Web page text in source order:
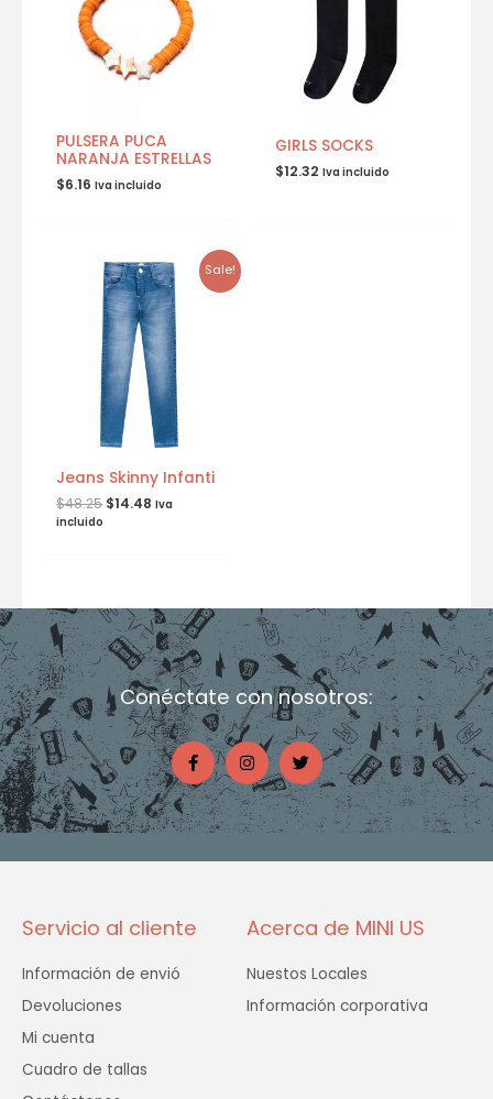
PULSERA PUCA
NARANJA ESTRELLAS
$6.16 Iva incluido
GIRLS SOCKS
$12.32 Iva incluido
Sale!
Jeans Skinny Infanti
$48.25 $14.48 Iva
incluido
Conéctate con nosotros:
F
a
c
e
b
o
o
I
n
s
t
a
g
r
T
w
i
t
t
e
Servicio al cliente
Información de envió
Devoluciones
Mi cuenta
Cuadro de tallas
Acerca de MINI US
Nuestos Locales
Información corporativa